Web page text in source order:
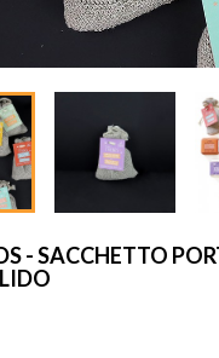
- SACCHETTO